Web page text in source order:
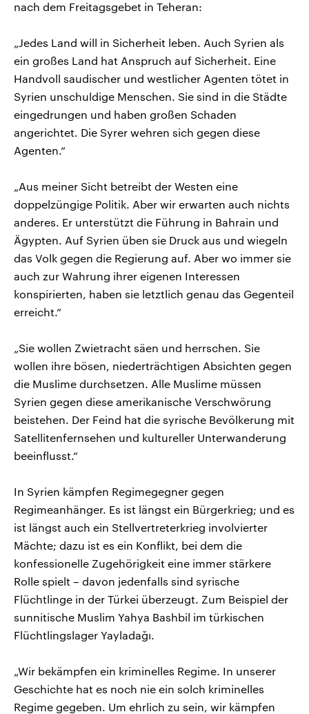
nach dem Freitagsgebet in Teheran:
„Jedes Land will in Sicherheit leben. Auch Syrien als
ein großes Land hat Anspruch auf Sicherheit. Eine
Handvoll saudischer und westlicher Agenten tötet in
Syrien unschuldige Menschen. Sie sind in die Städte
eingedrungen und haben großen Schaden
angerichtet. Die Syrer wehren sich gegen diese
Agenten.“
„Aus meiner Sicht betreibt der Westen eine
doppelzüngige Politik. Aber wir erwarten auch nichts
anderes. Er unterstützt die Führung in Bahrain und
Ägypten. Auf Syrien üben sie Druck aus und wiegeln
das Volk gegen die Regierung auf. Aber wo immer sie
auch zur Wahrung ihrer eigenen Interessen
konspirierten, haben sie letztlich genau das Gegenteil
erreicht.“
„Sie wollen Zwietracht säen und herrschen. Sie
wollen ihre bösen, niederträchtigen Absichten gegen
die Muslime durchsetzen. Alle Muslime müssen
Syrien gegen diese amerikanische Verschwörung
beistehen. Der Feind hat die syrische Bevölkerung mit
Satellitenfernsehen und kultureller Unterwanderung
beeinflusst.“
In Syrien kämpfen Regimegegner gegen
Regimeanhänger. Es ist längst ein Bürgerkrieg; und es
ist längst auch ein Stellvertreterkrieg involvierter
Mächte; dazu ist es ein Konflikt, bei dem die
konfessionelle Zugehörigkeit eine immer stärkere
Rolle spielt – davon jedenfalls sind syrische
Flüchtlinge in der Türkei überzeugt. Zum Beispiel der
sunnitische Muslim Yahya Bashbil im türkischen
Flüchtlingslager Yayladağı.
„Wir bekämpfen ein kriminelles Regime. In unserer
Geschichte hat es noch nie ein solch kriminelles
Regime gegeben. Um ehrlich zu sein, wir kämpfen